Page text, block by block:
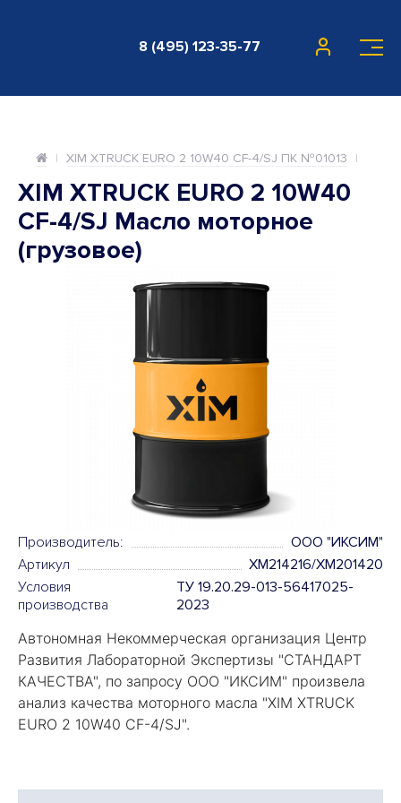
8 (495) 123-35-77
XIM XTRUCK EURO 2 10W40 CF-4/SJ ПК №01013
XIM XTRUCK EURO 2 10W40
CF-4/SJ Масло моторное
(грузовое)
Производитель:
OOO "ИКСИМ"
Артикул
XM214216/XM201420
Условия
производства
ТУ 19.20.29-013-56417025-
2023
Автономная Некоммерческая организация Центр
Развития Лабораторной Экспертизы "СТАНДАРТ
КАЧЕСТВА", по запросу ООО "ИКСИМ" произвела
анализ качества моторного масла "XIM XTRUCK
EURO 2 10W40 CF-4/SJ".